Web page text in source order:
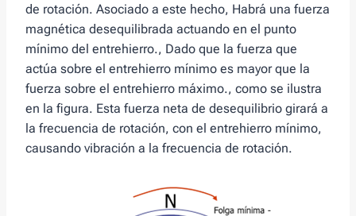
de rotación. Asociado a este hecho, Habrá una fuerza
magnética desequilibrada actuando en el punto
mínimo del entrehierro., Dado que la fuerza que
actúa sobre el entrehierro mínimo es mayor que la
fuerza sobre el entrehierro máximo., como se ilustra
en la figura. Esta fuerza neta de desequilibrio girará a
la frecuencia de rotación, con el entrehierro mínimo,
causando vibración a la frecuencia de rotación.